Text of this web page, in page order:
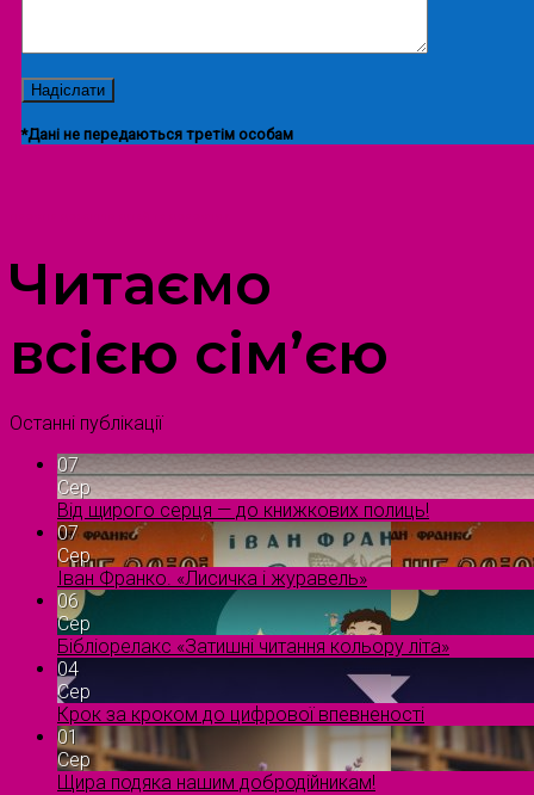
*Дані не передаються третім особам
Читаємо
всією сім’єю
Останні публікації
07
Сер
Від щирого серця — до книжкових полиць!
07
Сер
Іван Франко. «Лисичка і журавель»
06
Сер
Бібліорелакс «Затишні читання кольору літа»
04
Сер
Крок за кроком до цифрової впевненості
01
Сер
Щира подяка нашим добродійникам!